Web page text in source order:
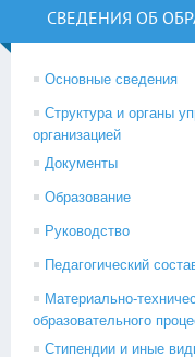
СВЕДЕНИЯ ОБ
Основные сведения
Структура и органы
организацией
Документы
Образование
Руководство
Педагогический
Материально-
образовательного
Стипендии и иные